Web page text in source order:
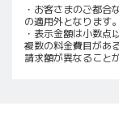
・お客さまのご都合
の適用外となります。
・表示金額は小数点
複数の料金費目があ
請求額が異なること